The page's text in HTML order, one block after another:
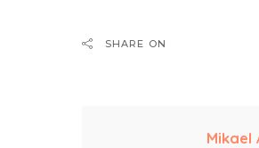
SHARE ON
Mikael